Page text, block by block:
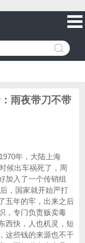
雨夜带刀不带
年，大陆上海
候出车祸死了，周
加入了一个传销组
国家就开始严打
五年的牢，出来之后
，专门负责贩卖毒
西快，人也机灵，短
这些钱的来源也不干